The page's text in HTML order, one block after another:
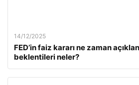
14/12/2025
FED’in faiz kararı ne zaman
beklentileri neler?